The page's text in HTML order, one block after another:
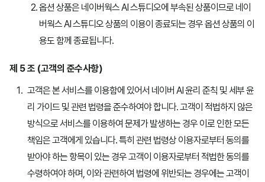
옵션 상품은 네이버웍스 AI 스튜디오에 부속된 상품이므로 네이
버웍스 AI 스튜디오 상품의 이용이 종료되는 경우 옵션 상품의 이
용도 함께 종료됩니다.
제 5 조 (고객의 준수사항)
고객은 본 서비스를 이용함에 있어서 네이버 AI 윤리 준칙 및 세부 윤
리 가이드 및 관련 법령을 준수하여야 합니다. 고객이 적법하지 않은
방식으로 서비스를 이용하여 문제가 발생하는 경우 이로 인한 모든
책임은 고객에게 있습니다. 특히 관련 법령상 이용자로부터 동의를
받아야 하는 항목이 있는 경우 고객이 이용자로부터 적법한 동의를
수령하여야 하며, 이와 관련하여 법령에 위반되는 경우에는 고객이